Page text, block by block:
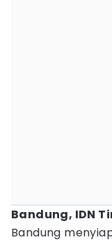
Bandung, IDN
Bandung